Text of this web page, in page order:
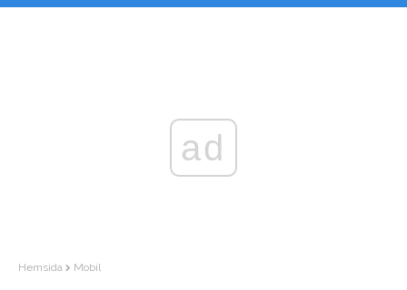
ad
Hemsida Mobil